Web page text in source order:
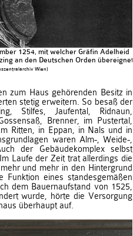
1254, mit welcher Gräfin Adelheid
an den Deutschen Orden übereignet.
Wien)
zum Haus gehörenden Besitz in
stetig erweitern. So besaß der
Stilfes, Jaufental, Ridnaun,
Brenner, im Pustertal,
Ritten, in Eppan, in Nals und in
waren Alm-, Weide-,
der Gebäudekomplex selbst
Laufe der Zeit trat allerdings die
und mehr in den Hintergrund
eines standesgemäßen
dem Bauernaufstand von 1525,
wurde, hörte die Versorgung
überhaupt auf.